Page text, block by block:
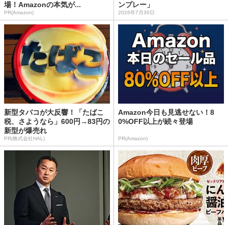
場！Amazonの本気が...
PR(Amazon)
ンプレー」
2026年7月30日
新型タバコが大反響！「たばこ
税、さようなら」600円→83円の
新型が爆売れ
PR(株式会社HAL)
Amazon今日も見逃せない！8
0%OFF以上が続々登場
PR(Amazon)